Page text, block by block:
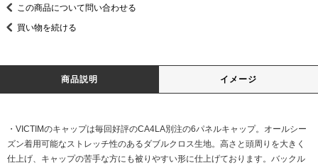
この商品について問い合わせる
買い物を続ける
商品説明 イメージ
・VICTIMのキャップは毎回好評のCA4LA別注の6パネルキャップ。オールシー
ズン着用可能なストレッチ性のあるダブルクロス生地。高さと頭周りを大きく
仕上げ、キャップの苦手な方にも被りやすい形に仕上げております。バックル